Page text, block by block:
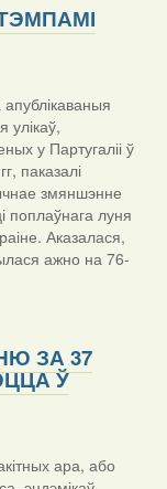
улікаў,
у Партугаліі ў
паказалі
змяншэнне
поплаўнага луня
Аказалася,
ажно на 76-
ЗА 37
Ў
ара, або